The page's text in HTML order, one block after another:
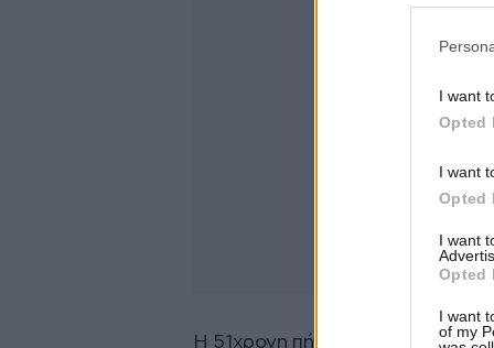
I want
Opted
I want
Opted
I want
Opted
I want
of my
Η 51χρονη πήγε για εξετάσεις